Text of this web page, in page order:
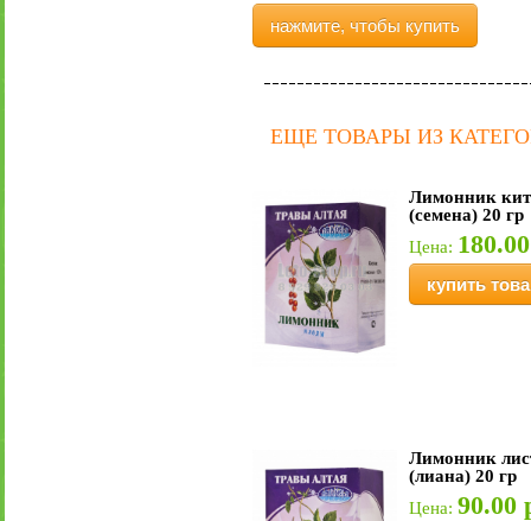
нажмите, чтобы купить
ЕЩЕ ТОВАРЫ ИЗ
Лимонник
(семена) 20 гр
Цена:
купить
Лимонник
(лиана) 20 гр
Цена: 90.00